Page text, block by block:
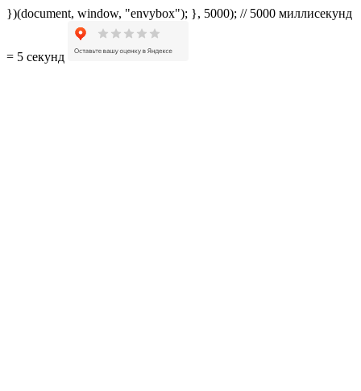
})(document, window, "envybox"); }, 5000); // 5000 миллисекунд
= 5 секунд